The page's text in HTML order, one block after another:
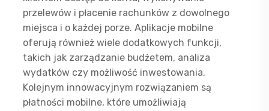
przelewów i płacenie rachunków z dowolnego
miejsca i o każdej porze. Aplikacje mobilne
oferują również wiele dodatkowych funkcji,
takich jak zarządzanie budżetem, analiza
wydatków czy możliwość inwestowania.
Kolejnym innowacyjnym rozwiązaniem są
płatności mobilne, które umożliwiają